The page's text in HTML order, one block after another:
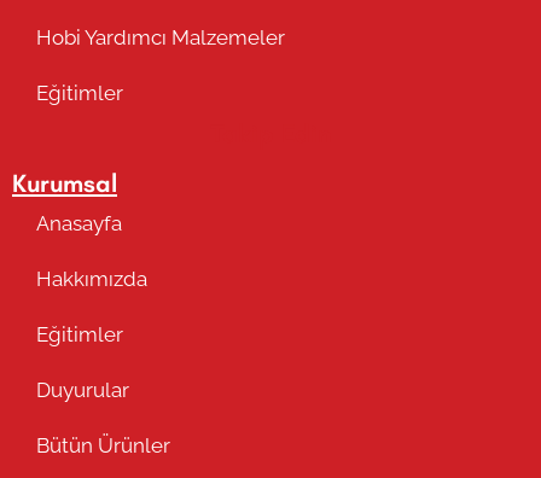
Hobi Yardımcı Malzemeler
Eğitimler
Kurumsal
Anasayfa
Hakkımızda
Eğitimler
Duyurular
Bütün Ürünler